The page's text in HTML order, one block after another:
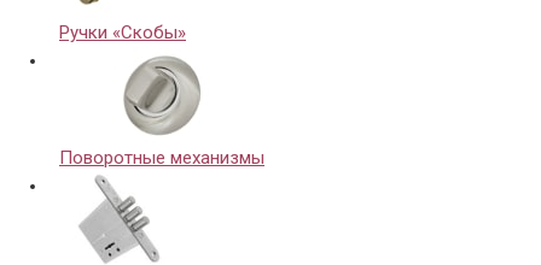
Ручки «Скобы»
Поворотные механизмы